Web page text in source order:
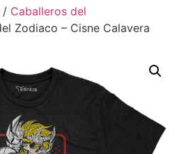
/ Caballeros del
Zodiaco – Cisne Calavera